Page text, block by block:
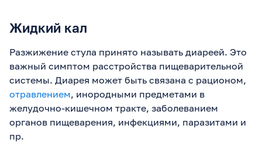
Жидкий кал
Разжижение стула принято называть диареей. Это
важный симптом расстройства пищеварительной
системы. Диарея может быть связана с рационом,
отравлением, инородными предметами в
желудочно-кишечном тракте, заболеванием
органов пищеварения, инфекциями, паразитами и
пр.